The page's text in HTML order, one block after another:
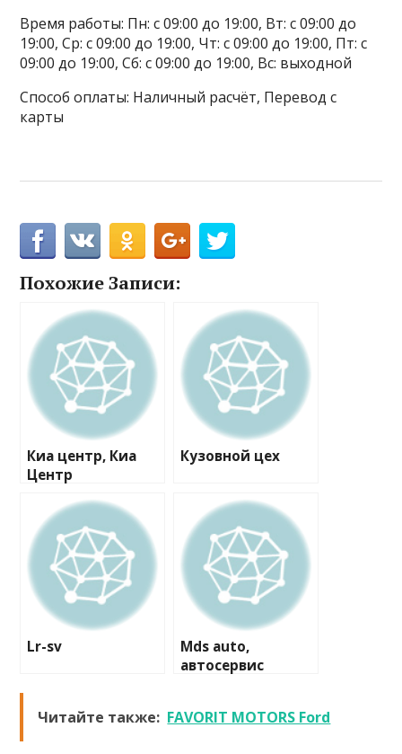
Время работы: Пн: с 09:00 до 19:00, Вт: с 09:00 до
19:00, Ср: с 09:00 до 19:00, Чт: с 09:00 до 19:00, Пт: с
09:00 до 19:00, Сб: с 09:00 до 19:00, Вс: выходной
Способ оплаты: Наличный расчёт, Перевод с
карты
Похожие Записи:
Киа центр, Киа
Центр
Кузовной цех
Lr-sv
Mds auto,
автосервис
Читайте также: FAVORIT MOTORS Ford